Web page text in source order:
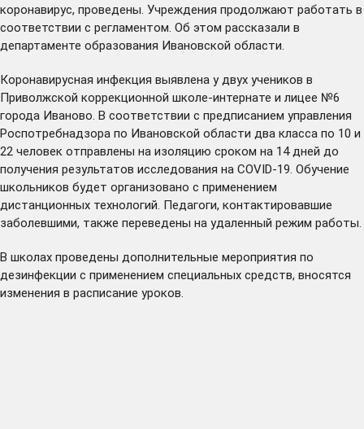
коронавирус, проведены. Учреждения продолжают работать в
соответствии с регламентом. Об этом рассказали в
департаменте образования Ивановской области.
Коронавирусная инфекция выявлена у двух учеников в
Приволжской коррекционной школе-интернате и лицее №6
города Иваново. В соответствии с предписанием управления
Роспотребнадзора по Ивановской области два класса по 10 и
22 человек отправлены на изоляцию сроком на 14 дней до
получения результатов исследования на COVID-19. Обучение
школьников будет организовано с применением
дистанционных технологий. Педагоги, контактировавшие
заболевшими, также переведены на удаленный режим работы.
В школах проведены дополнительные мероприятия по
дезинфекции с применением специальных средств, вносятся
изменения в расписание уроков.